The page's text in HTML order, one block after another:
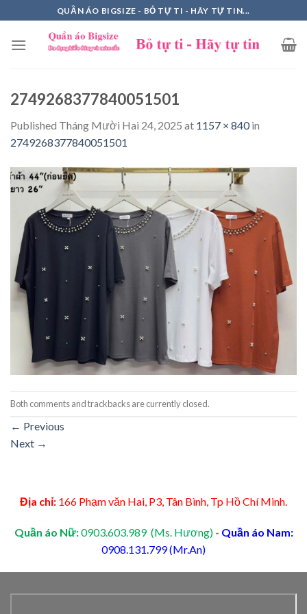
to
content
QUẦN ÁO BIGSIZE - BỎ TỰ TI - HÃY TỰ TIN...
2749268377840051501
Published Tháng Mười Hai 24, 2025 at 1157 × 840in
2749268377840051501
Both comments and trackbacks are currently closed.
← Previous
Next →
Địa chỉ: 166 Phạm văn Hai, P3, Tân Bình, Tp Hồ Chí Minh.
Quần áo Nữ:0903.603.989 (Ms. Hương) - Quần áo Nam:
0908.131.799 (Mr.An)